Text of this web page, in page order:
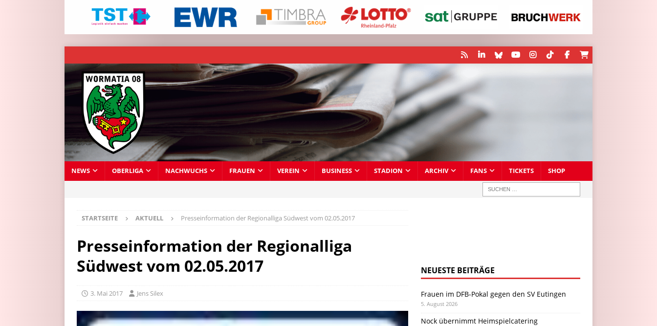
NEWS OBERLIGA NACHWUCHS FRAUEN VEREIN BUSINESS STADION ARCHIV FANS TICKETS SHOP
STARTSEITE AKTUELL Presseinformation der Regionalliga Südwest vom 02.05.2017
Presseinformation der Regionalliga
Südwest vom 02.05.2017
3. Mai 2017 Jens Silex
NEUESTE BEITRÄGE
Frauen im DFB-Pokal gegen den SV Eutingen
5. August 2026
Nock übernimmt Heimspielcatering